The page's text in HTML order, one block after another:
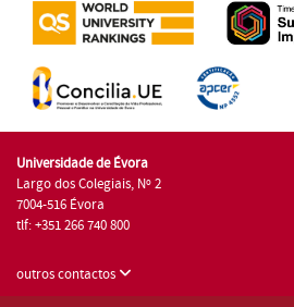
Universidade de Évora
Largo dos Colegiais, Nº 2
7004-516 Évora
tlf: +351 266 740 800
outros contactos